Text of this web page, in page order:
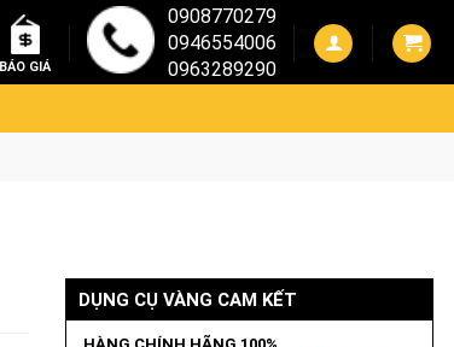
BÁO GIÁ
0908770279
0946554006
0963289290
DỤNG CỤ VÀNG CAM KẾT